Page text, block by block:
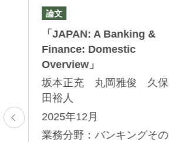
論文
「JAPAN: A Banking &
Finance: Domestic
Overview」
坂本正充 丸岡雅俊 久保
田裕人
2025年12月
業務分野：バンキングその